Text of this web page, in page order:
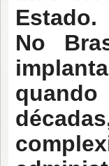
Estado.
No